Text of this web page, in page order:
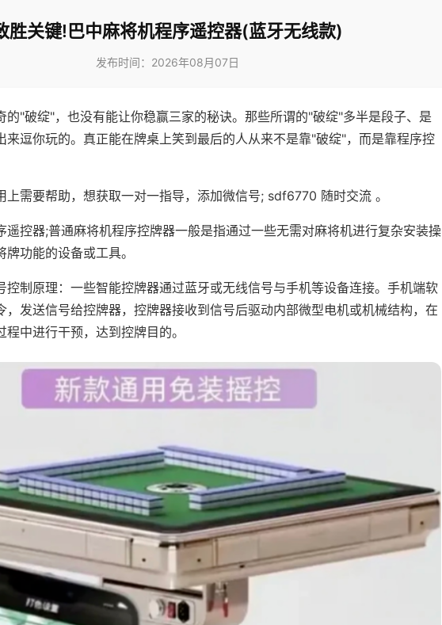
胜关键!巴中麻将机程序遥控器(蓝牙无线款)
发布时间：2026年08月07日
的"破绽"，也没有能让你稳赢三家的秘诀。那些所谓的"破绽"多半是段子、是
来逗你玩的。真正能在牌桌上笑到最后的人从来不是靠"破绽"，而是靠程序控
上需要帮助，想获取一对一指导，添加微信号; sdf6770 随时交流 。
遥控器;普通麻将机程序控牌器一般是指通过一些无需对麻将机进行复杂安装操
功能的设备或工具。
控制原理：一些智能控牌器通过蓝牙或无线信号与手机等设备连接。手机端软
，发送信号给控牌器，控牌器接收到信号后驱动内部微型电机或机械结构，在
中进行干预，达到控牌目的。